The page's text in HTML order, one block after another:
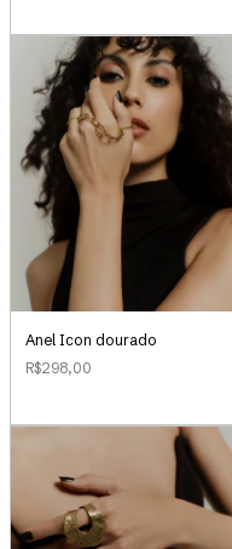
Anel Icon dourado
R$298,00